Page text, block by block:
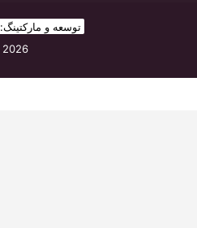
توسعه و مارکتینگ:
2026